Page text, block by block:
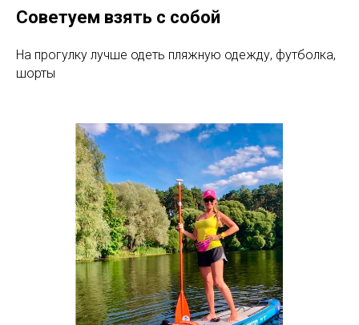
Советуем взять с собой
На прогулку лучше одеть пляжную одежду, футболка,
шорты